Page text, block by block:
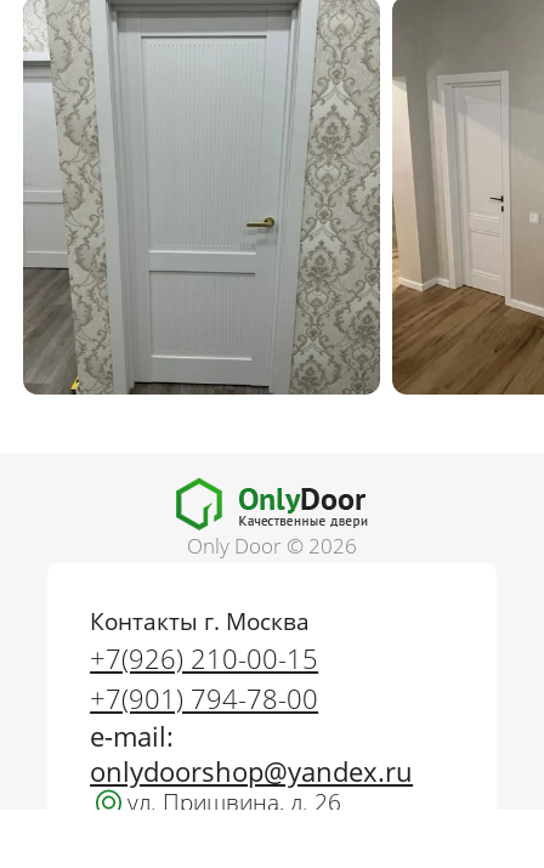
г. Москва
+7(926) 210-00-15
+7(901) 794-78-00
onlydoorshop@yandex.ru
Only Door © 2026
Контакты г. Москва
+7(926) 210-00-15
+7(901) 794-78-00
e-mail:
onlydoorshop@yandex.ru
ул. Пришвина, д. 26